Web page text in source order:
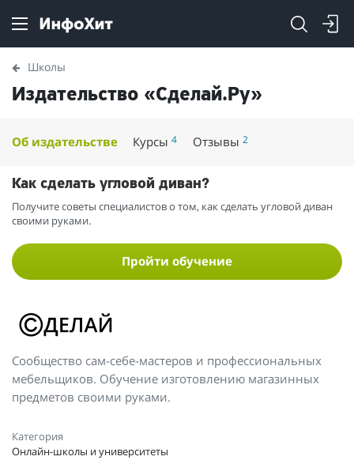
Школы
Издательство «Сделай.Ру»
Об издательстве Курсы4 Отзывы 2
Сообщество сам-себе-мастеров и профессиональных
мебельщиков. Обучение изготовлению магазинных
предметов своими руками.
Категория
Онлайн-школы и университеты
Как сделать угловой диван?
Получите советы специалистов о том, как сделать угловой диван
своими руками.
Пройти обучение